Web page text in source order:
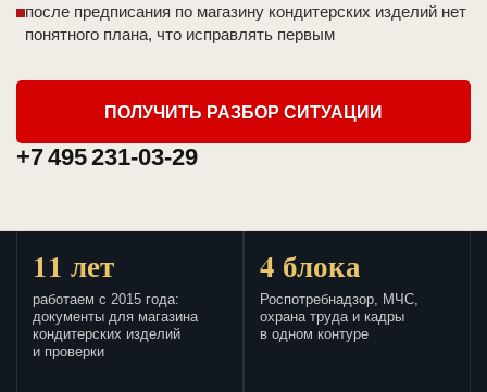
после предписания по магазину кондитерских изделий нет
понятного плана, что исправлять первым
ПОЛУЧИТЬ РАЗБОР СИТУАЦИИ
+7 495 231-03-29
11 лет
работаем с 2015 года:
документы для магазина
кондитерских изделий
и проверки
4 блока
Роспотребнадзор, МЧС,
охрана труда и кадры
в одном контуре